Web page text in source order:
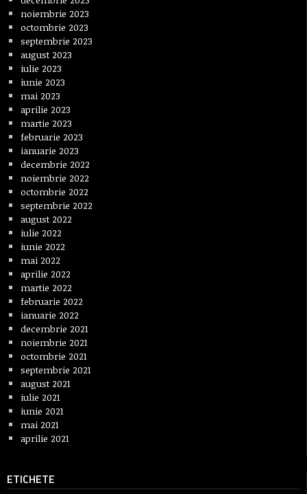
noiembrie 2023
octombrie 2023
septembrie 2023
august 2023
iulie 2023
iunie 2023
mai 2023
aprilie 2023
martie 2023
februarie 2023
ianuarie 2023
decembrie 2022
noiembrie 2022
octombrie 2022
septembrie 2022
august 2022
iulie 2022
iunie 2022
mai 2022
aprilie 2022
martie 2022
februarie 2022
ianuarie 2022
decembrie 2021
noiembrie 2021
octombrie 2021
septembrie 2021
august 2021
iulie 2021
iunie 2021
mai 2021
aprilie 2021
ETICHETE